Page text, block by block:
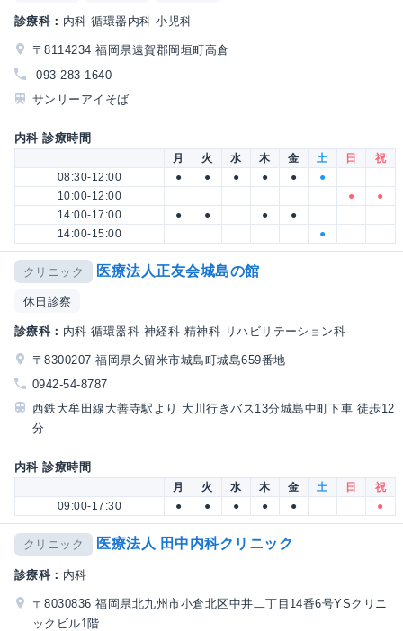
診療科： 内科 循環器内科 小児科
〒8114234 福岡県遠賀郡岡垣町高倉
-093-283-1640
サンリーアイそば
内科 診療時間
月 火 水 木 金 土 日
祝
08:30-12:00
● ● ● ● ●
●
10:00-12:00
●
●
14:00-17:00
● ● ●
●
14:00-15:00
●
クリニック 医療法人正友会城島の館
休日診察
診療科： 内科 循環器科 神経科 精神科 リハビリテーション科
〒8300207 福岡県久留米市城島町城島659番地
0942-54-8787
西鉄大牟田線大善寺駅より 大川行きバス13分城島中町下車 徒歩12
分
内科 診療時間
月 火 水 木 金 土 日
祝
09:00-17:30
● ● ● ● ● ●
クリニック 医療法人 田中内科クリニック
診療科： 内科
〒8030836 福岡県北九州市小倉北区中井二丁目14番6号YSクリニ
ックビル1階